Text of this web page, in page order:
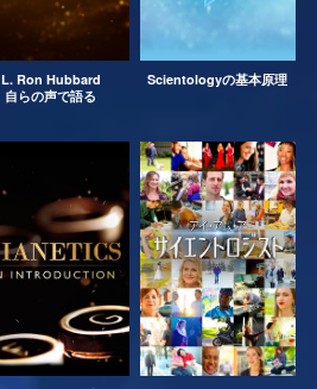
L. Ron Hubbard
自らの声で語る
Scientologyの基本原理